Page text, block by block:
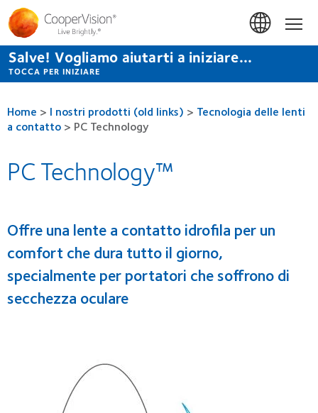
Salta
contenuto
principale
Salve! Vogliamo aiutarti a iniziare...
TOCCA PER INIZIARE
Home > I nostri prodotti (old links) > Tecnologia delle lenti
a contatto > PC Technology
PC Technology™
Offre una lente a contatto idrofila per un
comfort che dura tutto il giorno,
specialmente per portatori che soffrono di
secchezza oculare